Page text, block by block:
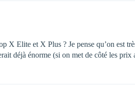
X Elite et X Plus ? Je pense qu’on est
déjà énorme (si on met de côté les prix